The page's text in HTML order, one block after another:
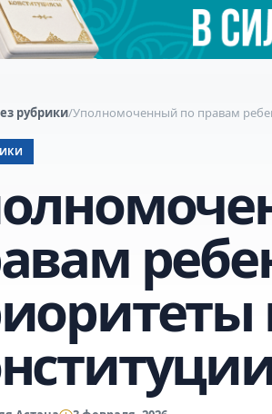
рубрики/Уполномоченный по правам